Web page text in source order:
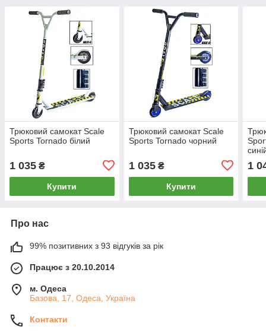
Трюковий самокат Scale
Sports Tornado білий
1 035 ₴
Купити
Трюковий самокат Scale
Sports Tornado чорний
1 035₴
Купити
1
Про нас
99% позитивних з 93 відгуків за рік
Працює з 20.10.2014
м. Одеса
Базова, 17, Одеса, Україна
Контакти